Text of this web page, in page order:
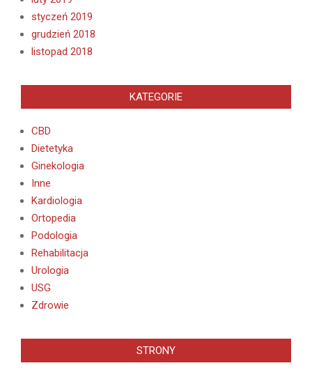
styczeń 2019
grudzień 2018
listopad 2018
KATEGORIE
CBD
Dietetyka
Ginekologia
Inne
Kardiologia
Ortopedia
Podologia
Rehabilitacja
Urologia
USG
Zdrowie
STRONY